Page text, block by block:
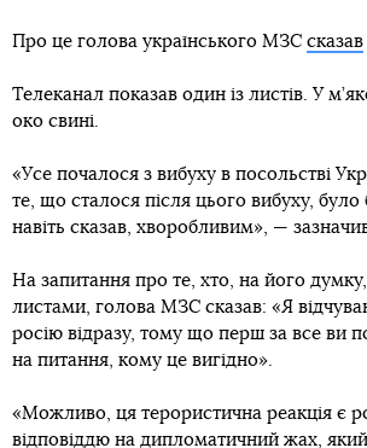
Про це голова українського МЗС сказав
Телеканал показав один із листів. У
око свині.
«Усе почалося з вибуху в посольстві
те, що сталося після цього вибуху, було
навіть сказав, хворобливим», —
На запитання про те, хто, на його думку,
листами, голова МЗС сказав: «Я
росію відразу, тому що перш за все ви
на питання, кому це вигідно».
«Можливо, ця терористична реакція є
відповіддю на дипломатичний жах,